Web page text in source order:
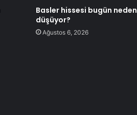
Basler hissesi bugün neden
düşüyor?
Ağustos 6, 2026